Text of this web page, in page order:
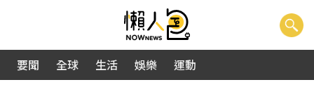
要聞 全球 生活 娛樂 運動